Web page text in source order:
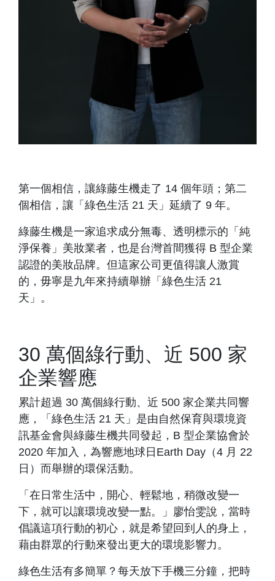
第一個相信，讓綠藤生機走了 14 個年頭；第二
個相信，讓「綠色生活 21 天」延續了 9 年。
綠藤生機是一家追求成分無毒、透明標示的「純
淨保養」美妝業者，也是台灣首間獲得 B 型企業
認證的美妝品牌。但這家公司更值得讓人激賞
的，毋寧是九年來持續舉辦「綠色生活 21
天」。
30 萬個綠行動、近 500 家
企業響應
累計超過 30 萬個綠行動、近 500 家企業共同響
應，「綠色生活 21 天」是由自然保育與環境資
訊基金會與綠藤生機共同發起，B 型企業協會於
2020 年加入，為響應地球日Earth Day（4 月 22
日）而舉辦的環保活動。
「在日常生活中，開心、輕鬆地，稍微改變一
下，就可以讓環境改變一點。」廖怡雯說，當時
倡議這項行動的初心，就是希望回到人的身上，
藉由群眾的行動來發出更大的環境影響力。
綠色生活有多簡單？每天放下手機三分鐘，把時